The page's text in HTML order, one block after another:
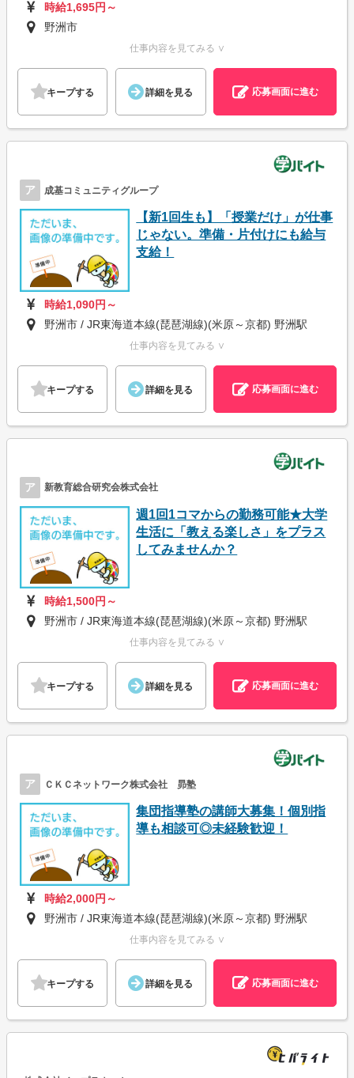
時給1,695円～
野洲市
仕事内容を見てみる ∨
キープする 詳細を見る 応募画面に進む
ア 成基コミュニティグループ
【新1回生も】「授業だけ」が仕事
じゃない。準備・片付けにも給与
支給！
時給1,090円～
野洲市 / JR東海道本線(琵琶湖線)(米原～京都) 野洲駅
仕事内容を見てみる ∨
キープする 詳細を見る 応募画面に進む
ア 新教育総合研究会株式会社
週1回1コマからの勤務可能★大学
生活に「教える楽しさ」をプラス
してみませんか？
時給1,500円～
野洲市 / JR東海道本線(琵琶湖線)(米原～京都) 野洲駅
仕事内容を見てみる ∨
キープする 詳細を見る 応募画面に進む
ア ＣＫＣネットワーク株式会社 昴塾
集団指導塾の講師大募集！個別指
導も相談可◎未経験歓迎！
時給2,000円～
野洲市 / JR東海道本線(琵琶湖線)(米原～京都) 野洲駅
仕事内容を見てみる ∨
キープする 詳細を見る 応募画面に進む